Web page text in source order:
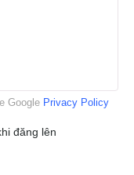
Google Privacy Policy
đăng lên